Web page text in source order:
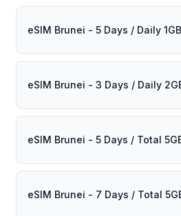
eSIM Brunei - 5 Days / Daily 1GB
eSIM Brunei - 3 Days / Daily
eSIM Brunei - 5 Days / Total
eSIM Brunei - 7 Days / Total